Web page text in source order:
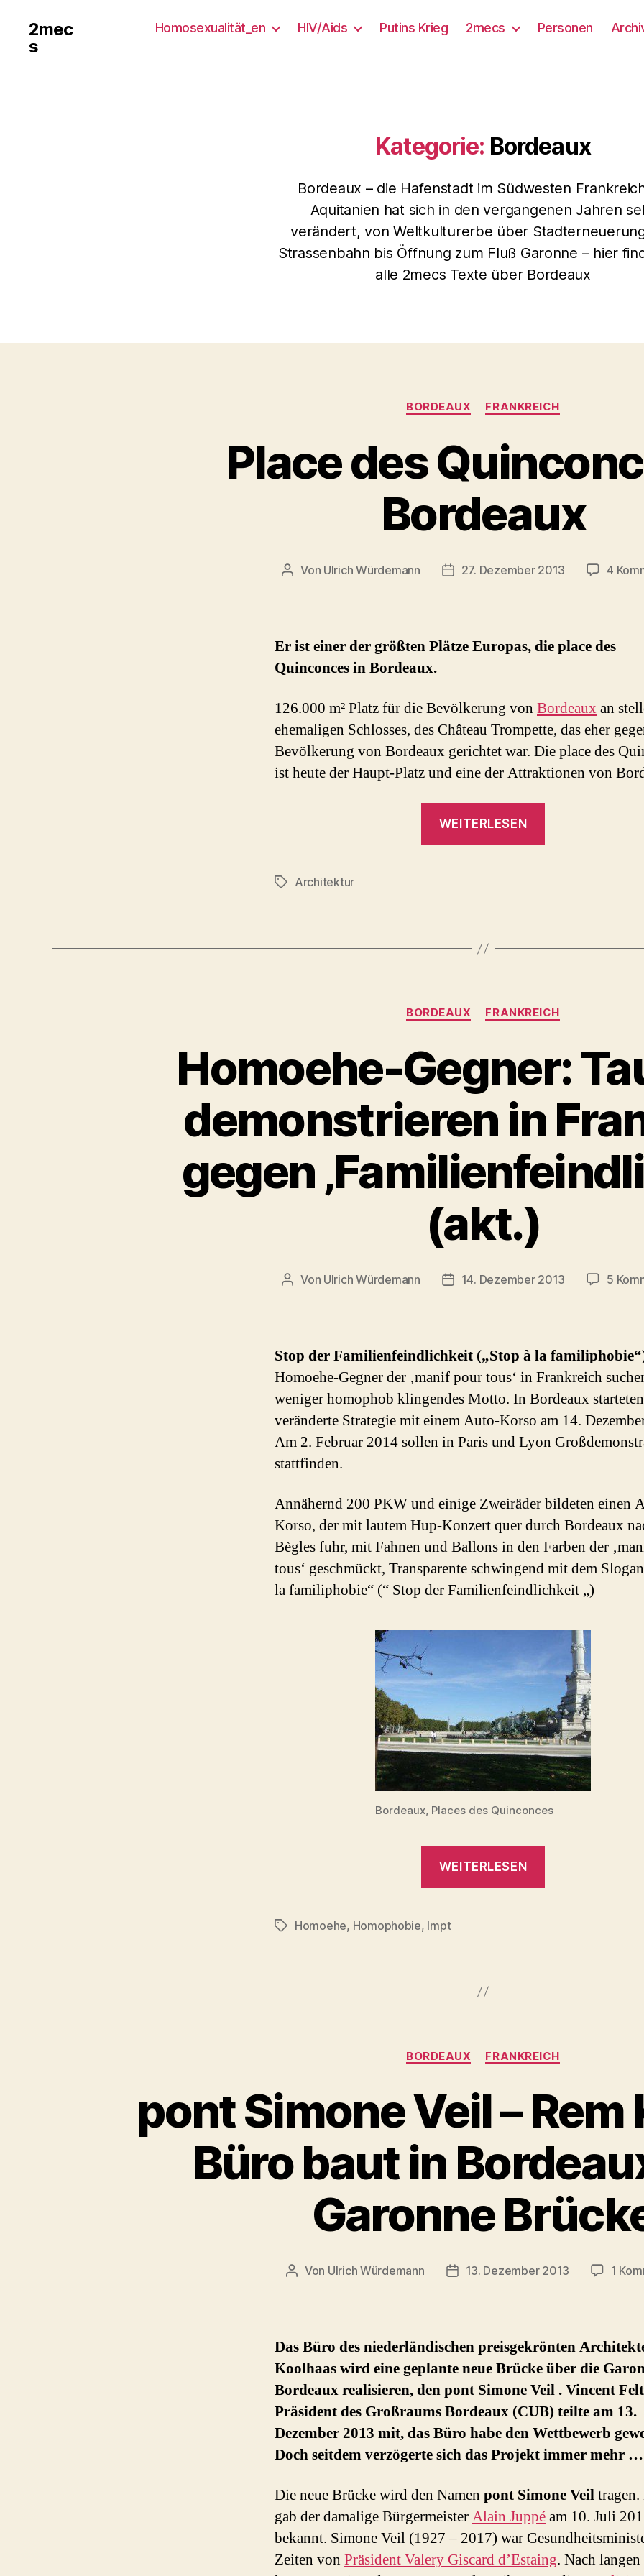
2mec
s
Homosexualität_en HIV/Aids Putins Krieg 2mecs Personen
Kategorie: Bordeaux
Bordeaux – die Hafenstadt im Südwesten
Aquitanien hat sich in den vergangenen Jahren
verändert, von Weltkulturerbe über
Strassenbahn bis Öffnung zum Fluß Garonne – hier
alle 2mecs Texte über Bordeaux
Kategorien
BORDEAUX FRANKREICH
Place des
Bordeaux
Beitragsautor
Von Ulrich Würdemann Beitragsdatum
27. Dezember 2013 4
Er ist einer der größten Plätze Europas, die place des
Quinconces in Bordeaux.
126.000 m² Platz für die Bevölkerung von Bordeauxan
ehemaligen Schlosses, des Château Trompette, das eher
Bevölkerung von Bordeaux gerichtet war. Die place des
ist heute der Haupt-Platz und eine der Attraktionen von
WEITERLESEN
Schlagwörter
Architektur
Kategorien
BORDEAUX FRANKREICH
Homoehe-Gegner:
demonstrieren in
gegen
(akt.)
Beitragsautor
Von Ulrich Würdemann Beitragsdatum
14. Dezember 2013 5
Stop der Familienfeindlichkeit („Stop à la
Homoehe-Gegner der ‚manif pour tous‘ in Frankreich
weniger homophob klingendes Motto. In Bordeaux
veränderte Strategie mit einem Auto-Korso am 14.
Am 2. Februar 2014 sollen in Paris und Lyon
stattfinden.
Annähernd 200 PKW und einige Zweiräder bildeten einen
Korso, der mit lautem Hup-Konzert quer durch Bordeaux
Bègles fuhr, mit Fahnen und Ballons in den Farben der
tous‘ geschmückt, Transparente schwingend mit dem
la familiphobie“ (“ Stop der Familienfeindlichkeit „)
Bordeaux, Places des Quinconces
WEITERLESEN
gegen
Schlagwörter
Homoehe, Homophobie, lmpt
Kategorien
BORDEAUX FRANKREICH
pont Simone Veil – Rem
Büro baut in
Garonne
Beitragsautor
Von Ulrich Würdemann Beitragsdatum
13. Dezember 2013 1
Das Büro des niederländischen preisgekrönten
Koolhaas wird eine geplante neue Brücke über die
Bordeaux realisieren, den pont Simone Veil . Vincent
Präsident des Großraums Bordeaux (CUB) teilte am 13.
Dezember 2013 mit, das Büro habe den Wettbewerb
Doch seitdem verzögerte sich das Projekt immer mehr …
Die neue Brücke wird den Namen pont Simone Veiltragen.
gab der damalige BürgermeisterAlain Juppéam 10. Juli
bekannt. Simone Veil (1927 – 2017) war
Zeiten von Präsident Valery Giscard d’Estaing. Nach